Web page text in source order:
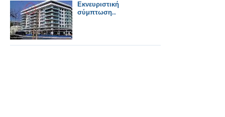
Εκνευριστική
σύμπτωση..